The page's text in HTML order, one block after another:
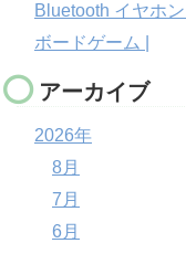
Bluetooth イヤホン |
ボードゲーム |
アーカイブ
2026年
8月
7月
6月